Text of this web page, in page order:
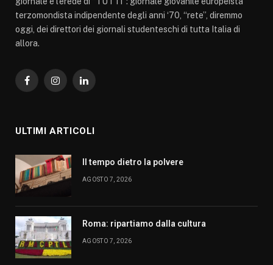
terzomondista indipendente degli anni ‘70, “rete”, diremmo
oggi, dei direttori dei giornali studenteschi di tutta Italia di
allora.
FacebookInstagramLinkedIn
ULTIMI ARTICOLI
Il tempo dietro la polvere
AGOSTO 7, 2026
Roma: ripartiamo dalla cultura
AGOSTO 7, 2026